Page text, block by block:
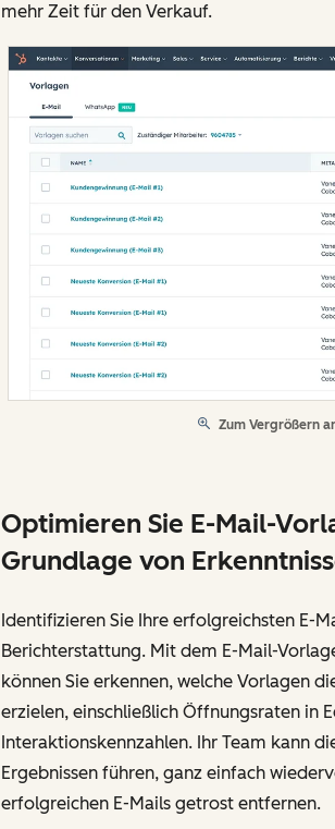
mehr Zeit für den Verkauf.
Zum Vergrößern
Optimieren Sie E-Mail-
Grundlage von
Identifizieren Sie Ihre erfolgreichsten E-
Berichterstattung. Mit dem E-Mail-
können Sie erkennen, welche Vorlagen
erzielen, einschließlich Öffnungsraten in
Interaktionskennzahlen. Ihr Team kann
Ergebnissen führen, ganz einfach
erfolgreichen E-Mails getrost entfernen.